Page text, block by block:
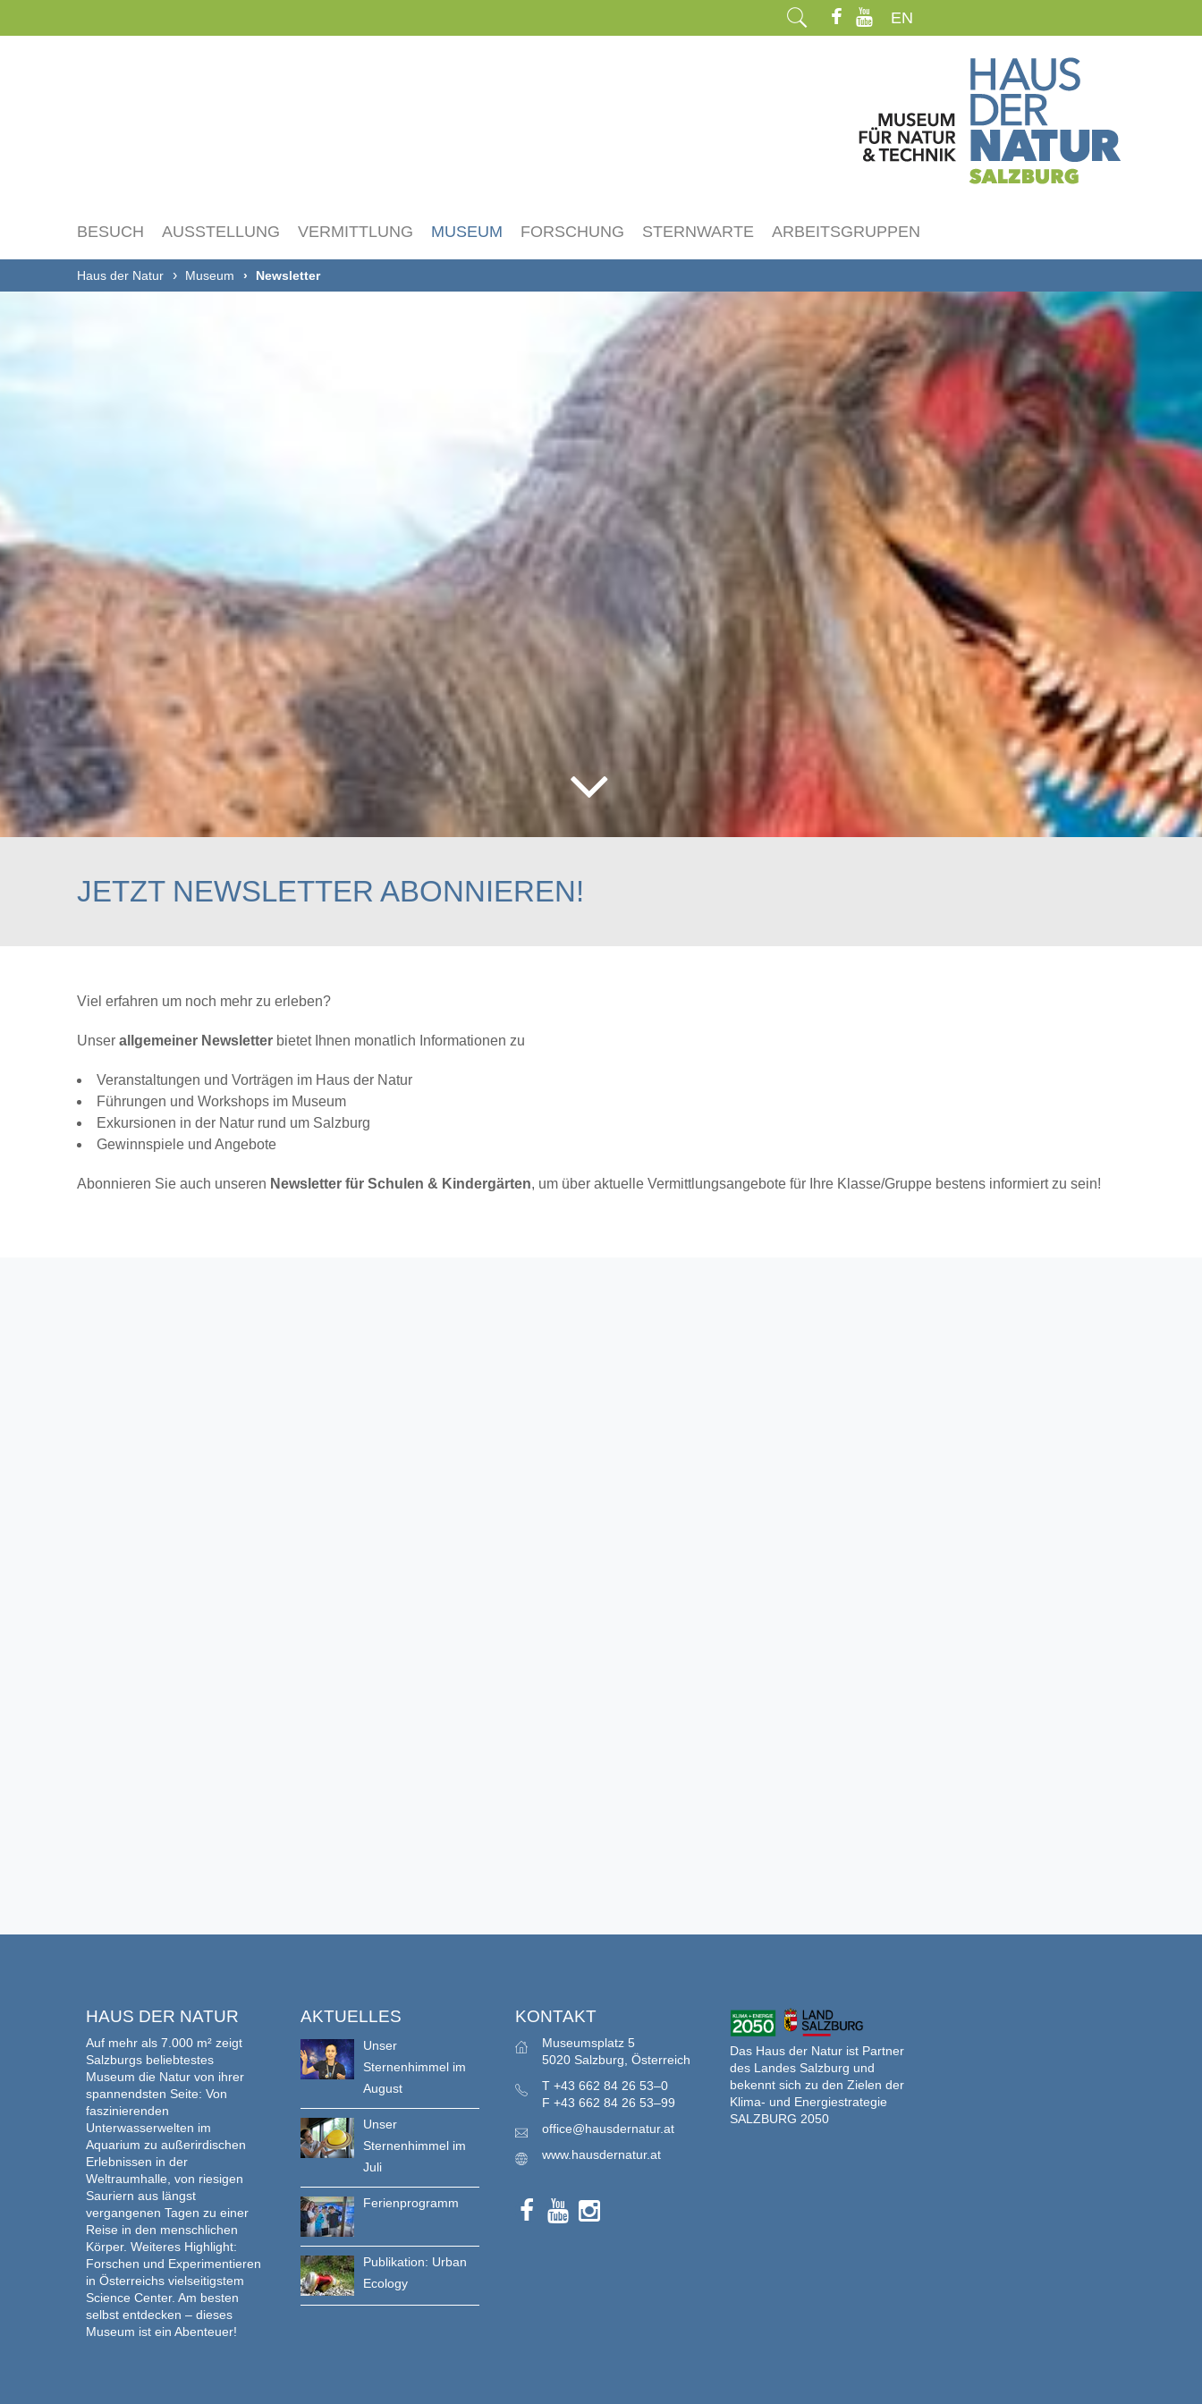
EN
BESUCH AUSSTELLUNG VERMITTLUNG MUSEUM FORSCHUNG STERNWARTE ARBEITSGRUPPEN
Haus der Natur Museum Newsletter
JETZT NEWSLETTER ABONNIEREN!
Viel erfahren um noch mehr zu erleben?
Unser allgemeiner Newsletter bietet Ihnen monatlich Informationen zu
Veranstaltungen und Vorträgen im Haus der Natur
Führungen und Workshops im Museum
Exkursionen in der Natur rund um Salzburg
Gewinnspiele und Angebote
Abonnieren Sie auch unseren Newsletter für Schulen & Kindergärten, um über aktuelle Vermittlungsangebote für Ihre Klasse/Gruppe bestens informiert zu sein!
HAUS DER NATUR
Auf mehr als 7.000 m² zeigt
Salzburgs beliebtestes
Museum die Natur von ihrer
spannendsten Seite: Von
faszinierenden
Unterwasserwelten im
Aquarium zu außerirdischen
Erlebnissen in der
Weltraumhalle, von riesigen
Sauriern aus längst
vergangenen Tagen zu einer
Reise in den menschlichen
Körper. Weiteres Highlight:
Forschen und Experimentieren
in Österreichs vielseitigstem
Science Center. Am besten
selbst entdecken – dieses
Museum ist ein Abenteuer!
AKTUELLES
Unser
Sternenhimmel im
August
Unser
Sternenhimmel im
Juli
Ferienprogramm
Publikation: Urban
Ecology
KONTAKT
Museumsplatz 5
5020 Salzburg, Österreich
T +43 662 84 26 53–0
F +43 662 84 26 53–99
office@hausdernatur.at
www.hausdernatur.at
Das Haus der Natur ist Partner
des Landes Salzburg und
bekennt sich zu den Zielen der
Klima- und Energiestrategie
SALZBURG 2050